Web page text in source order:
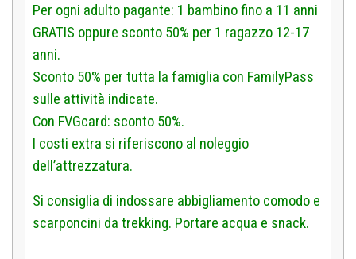
Per ogni adulto pagante: 1 bambino fino a 11 anni
GRATIS oppure sconto 50% per 1 ragazzo 12-17
anni.
Sconto 50% per tutta la famiglia con FamilyPass
sulle attività indicate.
Con FVGcard: sconto 50%.
I costi extra si riferiscono al noleggio
dell’attrezzatura.
Si consiglia di indossare abbigliamento comodo e
scarponcini da trekking. Portare acqua e snack.